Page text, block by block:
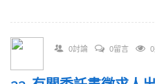
0討論 0留言